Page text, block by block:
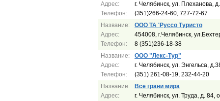
Адрес:
Телефон:
г. Челябинск, ул. Плеханова,
(351)266-24-60, 727-72-67
Название:
Адрес:
Телефон:
ООО ТА 'Руссо Туристо
454008, г.Челябинск,
8 (351)236-18-38
Название:
Адрес:
Телефон:
ООО "Лекс-Тур"
г. Челябинск, ул. Энгельса,
(351) 261-08-19, 232-44-20
Название:
Адрес:
Все грани мира
г. Челябинск, ул. Труда, д. 84,